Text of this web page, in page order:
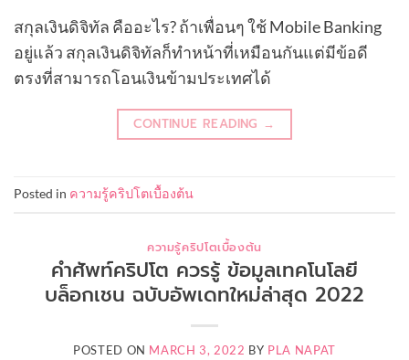
สกุลเงินดิจิทัล คืออะไร? ถ้าเพื่อนๆ ใช้ Mobile Banking
อยู่แล้ว สกุลเงินดิจิทัลก็ทำหน้าที่เหมือนกันแต่มีข้อดี
ตรงที่สามารถโอนเงินข้ามประเทศได้
CONTINUE READING →
Posted in ความรู้คริปโตเบื้องต้น
ความรู้คริปโตเบื้องต้น
คำศัพท์คริปโต ควรรู้ ข้อมูลเทคโนโลยี
บล็อกเชน ฉบับอัพเดทใหม่ล่าสุด 2022
POSTED ON MARCH 3, 2022 BY PLA NAPAT